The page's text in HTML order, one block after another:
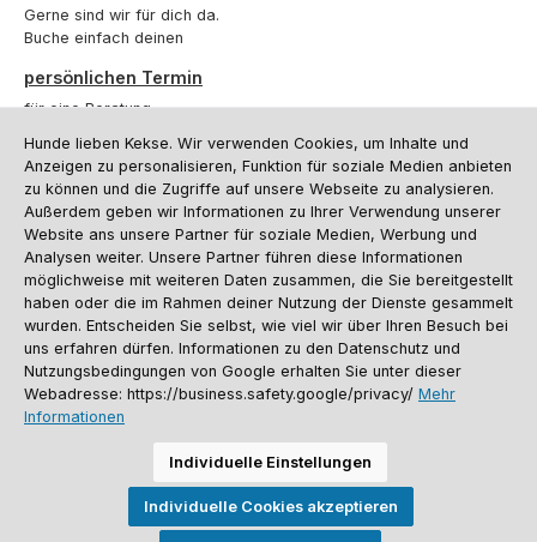
Gerne sind wir für dich da.
Buche einfach deinen
persönlichen Termin
für eine Beratung.
Oder über unserKontaktformular.
Vertrag widerrufen
Kundenservice
Informationen
Social Media und Kontakt
Versandinformationen
Batterieentsorgung
Warenrücksendung Sporthund Katalog
Alle Preise inkl. gesetzl. Mehrwertsteuer zzgl.Versandkosten
anders angegeben. Preise vor dem Login werden in Euro (DE) angezeigt.
Streichpreise = UVP-Preise. Abbildungen ähnlich. Änderungen
Hunde lieben Kekse. Wir verwenden Cookies, um Inhalte und
Anzeigen zu personalisieren, Funktion für soziale Medien anbieten
zu können und die Zugriffe auf unsere Webseite zu analysieren.
Außerdem geben wir Informationen zu Ihrer Verwendung unserer
Website ans unsere Partner für soziale Medien, Werbung und
Analysen weiter. Unsere Partner führen diese Informationen
möglichweise mit weiteren Daten zusammen, die Sie bereitgestellt
haben oder die im Rahmen deiner Nutzung der Dienste gesammelt
wurden. Entscheiden Sie selbst, wie viel wir über Ihren Besuch bei
uns erfahren dürfen. Informationen zu den Datenschutz und
Nutzungsbedingungen von Google erhalten Sie unter dieser
Webadresse: https://business.safety.google/privacy/ Mehr
Informationen
Individuelle Einstellungen
Individuelle Cookies akzeptieren